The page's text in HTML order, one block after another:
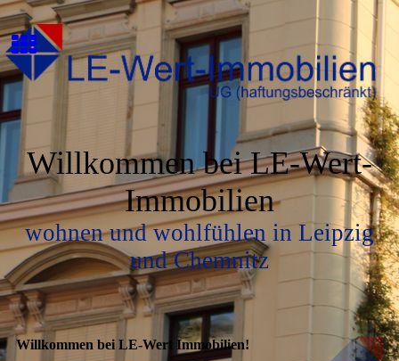
Willkommen bei LE-Wert-
Immobilien
wohnen und wohlfühlen in Leipzig
und Chemnitz
Willkommen bei LE-Wert Immobilien!